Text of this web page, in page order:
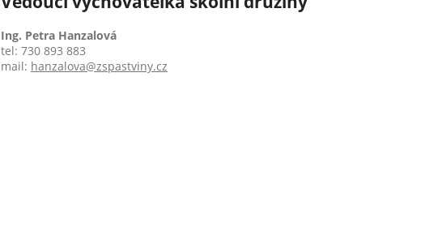
Ing. Petra Hanzalová
tel: 730 893 883
mail: hanzalova@zspastviny.cz